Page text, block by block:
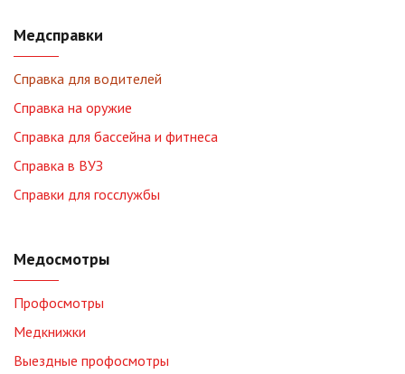
Медсправки
Справка для водителей
Справка на оружие
Справка для бассейна и фитнеса
Справка в ВУЗ
Справки для госслужбы
Медосмотры
Профосмотры
Медкнижки
Выездные профосмотры